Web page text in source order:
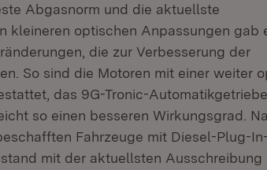
Abgasnorm und die aktuellste
kleineren optischen Anpassungen gab
die zur Verbesserung der
So sind die Motoren mit einer weiter
das 9G-Tronic-
so einen besseren Wirkungsgrad.
Fahrzeuge mit Diesel-Plug-
mit der aktuellsten Ausschreibung